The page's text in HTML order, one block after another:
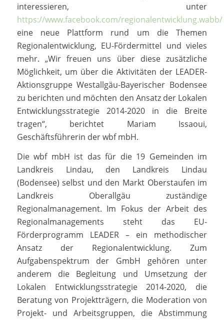
interessieren, unter
https://www.facebook.com/regionalentwicklung.wabb/
eine neue Plattform rund um die Themen
Regionalentwicklung, EU-Fördermittel und vieles
mehr. „Wir freuen uns über diese zusätzliche
Möglichkeit, um über die Aktivitäten der LEADER-
Aktionsgruppe Westallgäu-Bayerischer Bodensee
zu berichten und möchten den Ansatz der Lokalen
Entwicklungsstrategie 2014-2020 in die Breite
tragen“, berichtet Mariam Issaoui,
Geschäftsführerin der wbf mbH.
Die wbf mbH ist das für die 19 Gemeinden im
Landkreis Lindau, den Landkreis Lindau
(Bodensee) selbst und den Markt Oberstaufen im
Landkreis Oberallgäu zuständige
Regionalmanagement. Im Fokus der Arbeit des
Regionalmanagements steht das EU-
Förderprogramm LEADER – ein methodischer
Ansatz der Regionalentwicklung. Zum
Aufgabenspektrum der GmbH gehören unter
anderem die Begleitung und Umsetzung der
Lokalen Entwicklungsstrategie 2014-2020, die
Beratung von Projektträgern, die Moderation von
Projekt- und Arbeitsgruppen, die Abstimmung